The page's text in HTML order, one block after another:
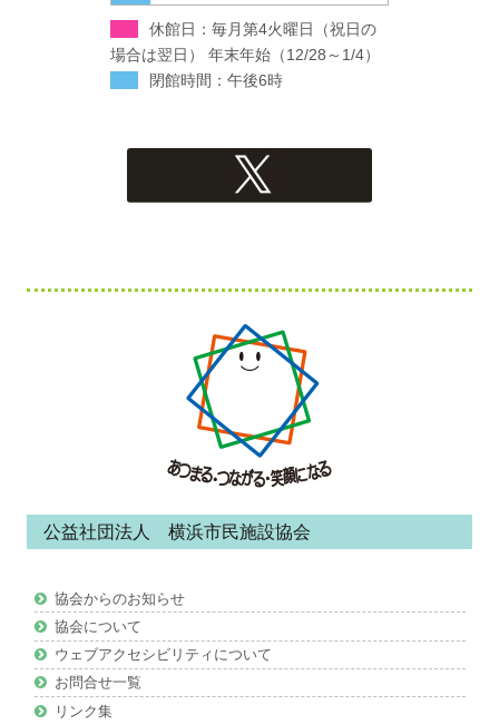
休館日：毎月第4火曜日（祝日の
場合は翌日） 年末年始（12/28～1/4）
閉館時間：午後6時
テ
ツ
公益社団法人 横浜市民施設協会
協会からのお知らせ
協会について
ウェブアクセシビリティについて
お問合せ一覧
リンク集